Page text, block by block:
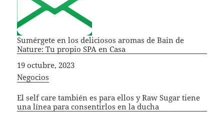
Sumérgete en los deliciosos aromas de Bain de
Nature: Tu propio SPA en Casa
Fecha
19 octubre, 2023
In relation to
Negocios
El self care también es para ellos y Raw Sugar tiene
una línea para consentirlos en la ducha